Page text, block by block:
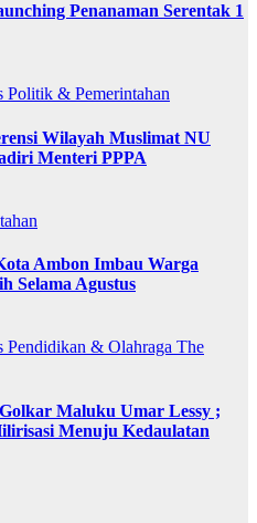
Penanaman Serentak 1
Politik & Pemerintahan
Wilayah Muslimat NU
Menteri PPPA
Ambon Imbau Warga
Selama Agustus
Pendidikan & Olahraga The
Maluku Umar Lessy ;
Menuju Kedaulatan